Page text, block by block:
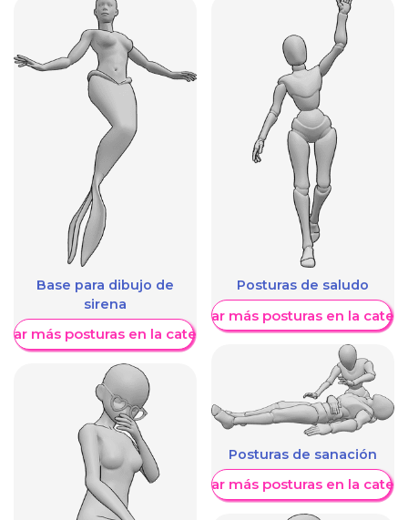
Base para dibujo de
sirena
más posturas en la categoría
Posturas de saludo
Mostrar más posturas en la
Posturas de sanación
Mostrar más posturas en la